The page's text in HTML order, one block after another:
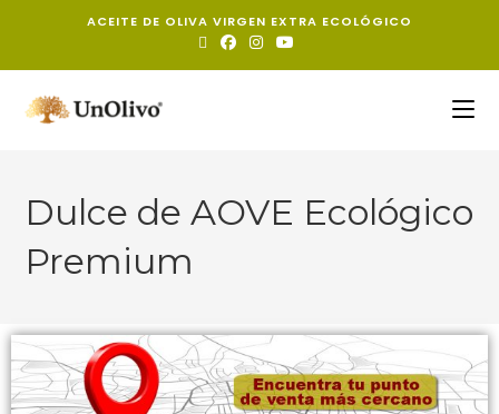
ACEITE DE OLIVA VIRGEN EXTRA ECOLÓGICO
Dulce de AOVE Ecológico
Premium